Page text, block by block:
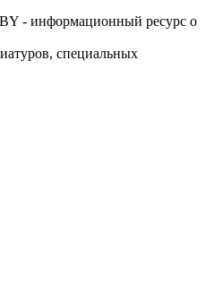
- информационный ресурс о
специальных